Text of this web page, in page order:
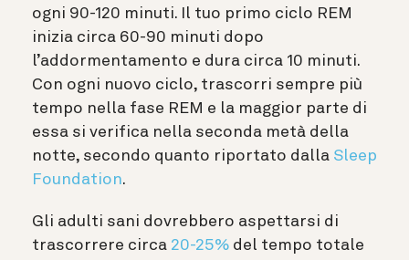
ogni 90-120 minuti. Il tuo primo ciclo REM
inizia circa 60-90 minuti dopo
l’addormentamento e dura circa 10 minuti.
Con ogni nuovo ciclo, trascorri sempre più
tempo nella fase REM e la maggior parte di
essa si verifica nella seconda metà della
notte, secondo quanto riportato dalla Sleep
Foundation.
Gli adulti sani dovrebbero aspettarsi di
trascorrere circa 20-25% del tempo totale